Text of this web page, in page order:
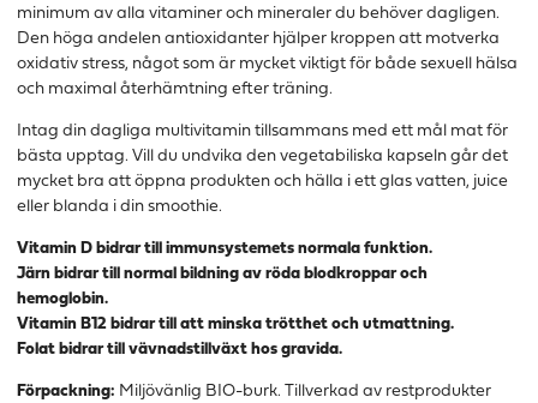
minimum av alla vitaminer och mineraler du behöver dagligen.
Den höga andelen antioxidanter hjälper kroppen att motverka
oxidativ stress, något som är mycket viktigt för både sexuell hälsa
och maximal återhämtning efter träning.
Intag din dagliga multivitamin tillsammans med ett mål mat för
bästa upptag. Vill du undvika den vegetabiliska kapseln går det
mycket bra att öppna produkten och hälla i ett glas vatten, juice
eller blanda i din smoothie.
Vitamin D bidrar till immunsystemets normala funktion.
Järn bidrar till normal bildning av röda blodkroppar och
hemoglobin.
Vitamin B12 bidrar till att minska trötthet och utmattning.
Folat bidrar till vävnadstillväxt hos gravida.
Förpackning: Miljövänlig BIO-burk. Tillverkad av restprodukter